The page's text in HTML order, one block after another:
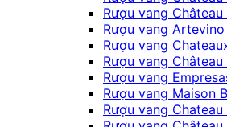
Rượu vang
Rượu vang Artevino
Rượu vang
Rượu vang
Rượu vang
Rượu vang Maison
Rượu vang